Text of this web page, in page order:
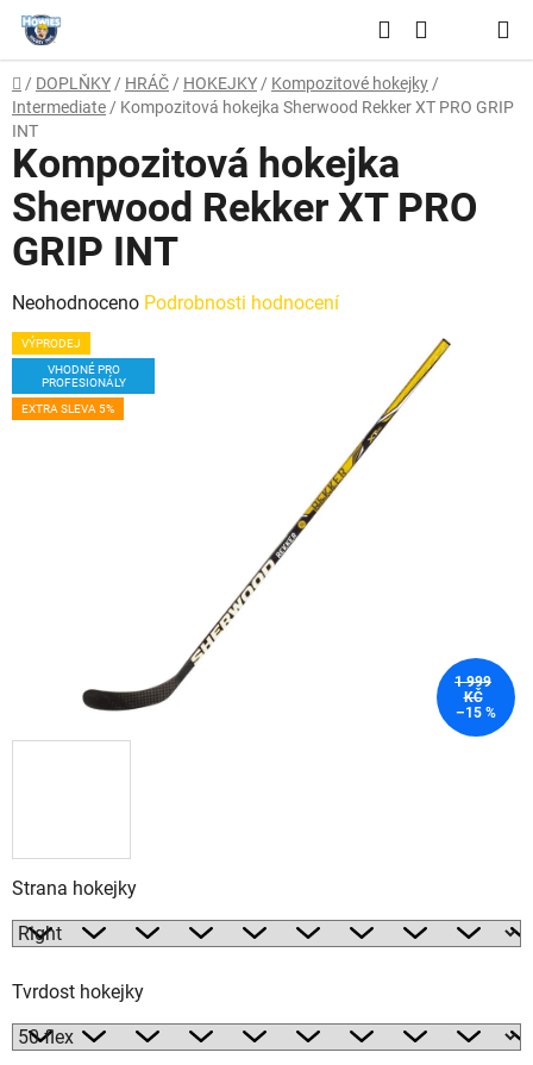
Přejít
obsah
Hledat
KOŠÍK
Domů
/ DOPLŇKY / HRÁČ / HOKEJKY / Kompozitové hokejky /
Intermediate / Kompozitová hokejka Sherwood Rekker XT PRO GRIP
INT
Strana hokejky
Tvrdost hokejky
Kompozitová hokejka
Sherwood Rekker XT PRO
GRIP INT
Průměrné
hodnocení
produktu
je
Neohodnoceno Podrobnosti hodnocení
VÝPRODEJ
VHODNÉ PRO
PROFESIONÁLY
EXTRA SLEVA 5%
1 999
KČ
–15 %